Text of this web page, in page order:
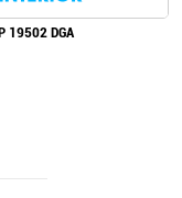
19502 DGA